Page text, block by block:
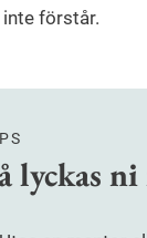
förstår.
lyckas